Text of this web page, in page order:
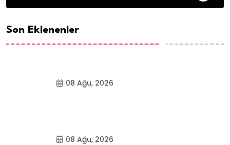
Son Eklenenler
08 Ağu, 2026
08 Ağu, 2026